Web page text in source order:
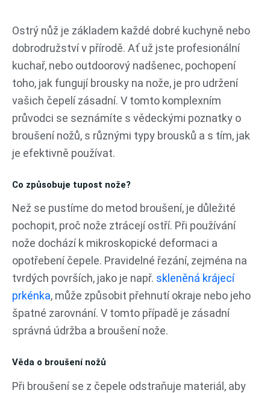
obsah
Ostrý nůž je základem každé dobré kuchyně nebo
dobrodružství v přírodě. Ať už jste profesionální
kuchař, nebo outdoorový nadšenec, pochopení
toho, jak fungují brousky na nože, je pro udržení
vašich čepelí zásadní. V tomto komplexním
průvodci se seznámíte s vědeckými poznatky o
broušení nožů, s různými typy brousků a s tím, jak
je efektivně používat.
Co způsobuje tupost nože?
Než se pustíme do metod broušení, je důležité
pochopit, proč nože ztrácejí ostří. Při používání
nože dochází k mikroskopické deformaci a
opotřebení čepele. Pravidelné řezání, zejména na
tvrdých površích, jako je např. skleněná krájecí
prkénka, může způsobit přehnutí okraje nebo jeho
špatné zarovnání. V tomto případě je zásadní
správná údržba a broušení nože.
Věda o broušení nožů
Při broušení se z čepele odstraňuje materiál, aby